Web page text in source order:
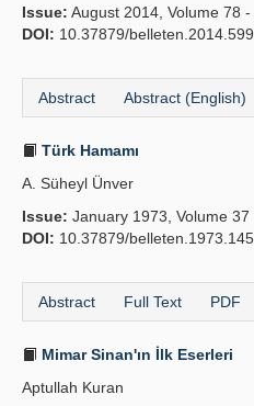
Issue: August 2014, Volume 78
DOI: 10.37879/belleten.2014.599
Abstract Abstract (English)
Türk Hamamı
A. Süheyl Ünver
Issue: January 1973, Volume
DOI: 10.37879/
Abstract Full Text PDF
Mimar Sinan'ın İlk Eserleri
Aptullah Kuran